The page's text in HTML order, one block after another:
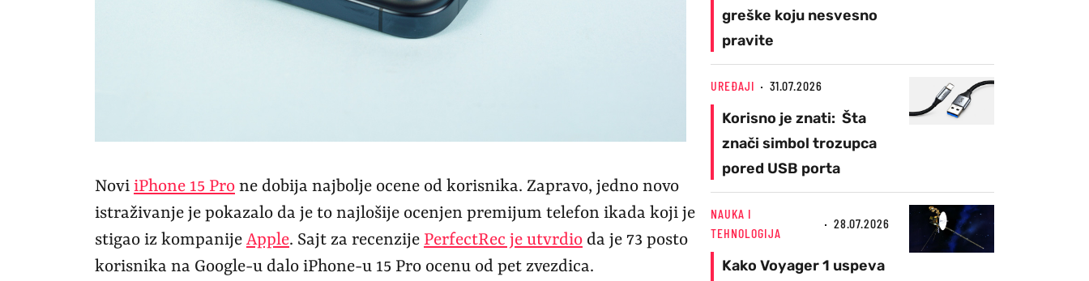
Novi iPhone 15 Pro ne dobija najbolje ocene od korisnika. Zapravo, jedno novo
istraživanje je pokazalo da je to najlošije ocenjen premijum telefon ikada koji je
stigao iz kompanije Apple. Sajt za recenzije PerfectRec je utvrdio da je 73 posto
korisnika na Google-u dalo iPhone-u 15 Pro ocenu od pet zvezdica.
greške koju nesvesno
pravite
UREĐAJI 31.07.2026
Korisno je znati: Šta
znači simbol trozupca
pored USB porta
NAUKA I
TEHNOLOGIJA
28.07.2026
Kako Voyager 1 uspeva